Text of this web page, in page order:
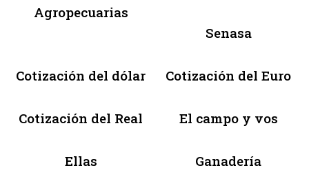
Agropecuarias
Senasa
Cotización del dólar Cotización del Euro
Cotización del Real El campo y vos
Ellas Ganadería